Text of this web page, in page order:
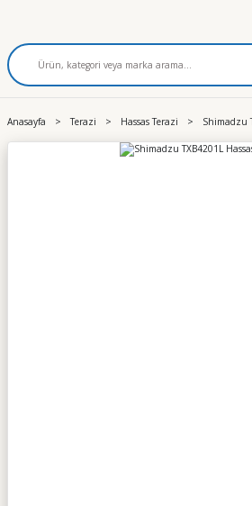
Anasayfa Terazi Hassas Terazi Shimadzu